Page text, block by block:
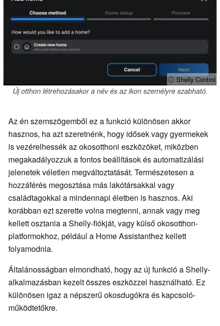
ⓘ Shelly Control
Új otthon létrehozásakor a név és az ikon személyre szabható.
Az én szemszögemből ez a funkció különösen akkor
hasznos, ha azt szeretnénk, hogy idősek vagy gyermekek
is vezérelhessék az okosotthoni eszközöket, miközben
megakadályozzuk a fontos beállítások és automatizálási
jelenetek véletlen megváltoztatását. Természetesen a
hozzáférés megosztása más lakótársakkal vagy
családtagokkal a mindennapi életben is hasznos. Aki
korábban ezt szerette volna megtenni, annak vagy meg
kellett osztania a Shelly-fiókját, vagy külső okosotthon-
platformokhoz, például a Home Assistanthez kellett
folyamodnia.
Általánosságban elmondható, hogy az új funkció a Shelly-
alkalmazásban kezelt összes eszközzel használható. Ez
különösen igaz a népszerű okosdugókra és kapcsoló-
működtetőkre.